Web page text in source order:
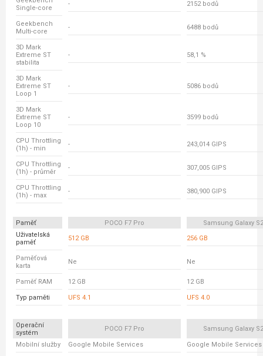
Single-core
- 2152 bodů
Geekbench
Multi-core
- 6488 bodů
3D Mark
Extreme ST
stabilita
- 58,1 %
3D Mark
Extreme ST
Loop 1
- 5086 bodů
3D Mark
Extreme ST
Loop 10
- 3599 bodů
CPU Throttling
(1h) - min
- 243,014 GIPS
CPU Throttling
(1h) - průměr
- 307,005 GIPS
CPU Throttling
(1h) - max
- 380,900 GIPS
Paměť POCO F7 Pro
Samsung Galaxy
Uživatelská
paměť
512 GB 256 GB
Paměťová
karta
Ne Ne
Paměť RAM 12 GB 12 GB
Typ paměti UFS 4.1 UFS 4.0
Operační
systém
POCO F7 Pro Samsung Galaxy
Mobilní služby Google Mobile Services Google Mobile Services